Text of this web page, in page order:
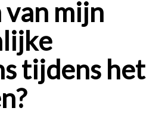
mijn
tijdens het